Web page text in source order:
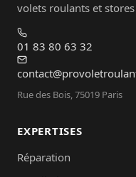
volets roulants et
01 83 80 63 32
Rue des Bois, 75019 Paris
EXPERTISES
Réparation